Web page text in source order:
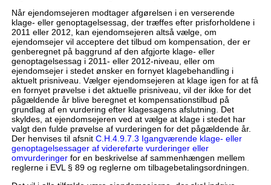
Når ejendomsejeren modtager afgørelsen i en verserende
klage- eller genoptagelsessag, der træffes efter prisforholdene i
2011 eller 2012, kan ejendomsejeren altså vælge, om
ejendomsejer vil acceptere det tilbud om kompensation, der er
genberegnet på baggrund af den afgjorte klage- eller
genoptagelsessag i 2011- eller 2012-niveau, eller om
ejendomsejer i stedet ønsker en fornyet klagebehandling i
aktuelt prisniveau. Vælger ejendomsejeren at klage igen for at få
en fornyet prøvelse i det aktuelle prisniveau, vil der ikke for det
pågældende år blive beregnet et kompensationstilbud på
grundlag af en vurdering efter klagesagens afslutning. Det
skyldes, at ejendomsejeren ved at vælge at klage i stedet har
valgt den fulde prøvelse af vurderingen for det pågældende år.
Der henvises til afsnit C.H.4.9.7.3 Igangværende klage- eller
genoptagelsessager af videreførte vurderinger eller
omvurderingerfor en beskrivelse af sammenhængen mellem
reglerne i EVL § 89 og reglerne om tilbagebetalingsordningen.